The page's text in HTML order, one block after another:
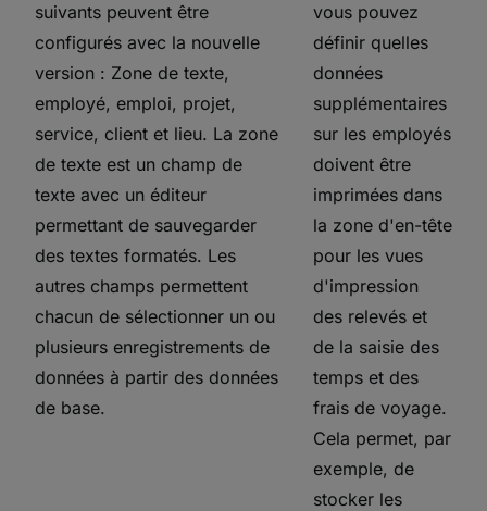
suivants peuvent être
configurés avec la nouvelle
version : Zone de texte,
employé, emploi, projet,
service, client et lieu. La zone
de texte est un champ de
texte avec un éditeur
permettant de sauvegarder
des textes formatés. Les
autres champs permettent
chacun de sélectionner un ou
plusieurs enregistrements de
données à partir des données
de base.
vous pouvez
définir quelles
données
supplémentaires
sur les employés
doivent être
imprimées dans
la zone d'en-tête
pour les vues
d'impression
des relevés et
de la saisie des
temps et des
frais de voyage.
Cela permet, par
exemple, de
stocker les